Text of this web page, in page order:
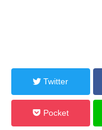
Twitter
Pocket